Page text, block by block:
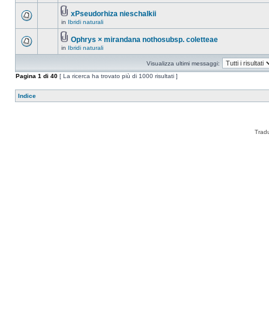
xPseudorhiza nieschalkii
in Ibridi naturali
Ophrys × mirandana nothosubsp. coletteae
in Ibridi naturali
Visualizza ultimi messaggi:
Pagina 1 di 40 [ La ricerca ha trovato più di 1000 risultati ]
Indice